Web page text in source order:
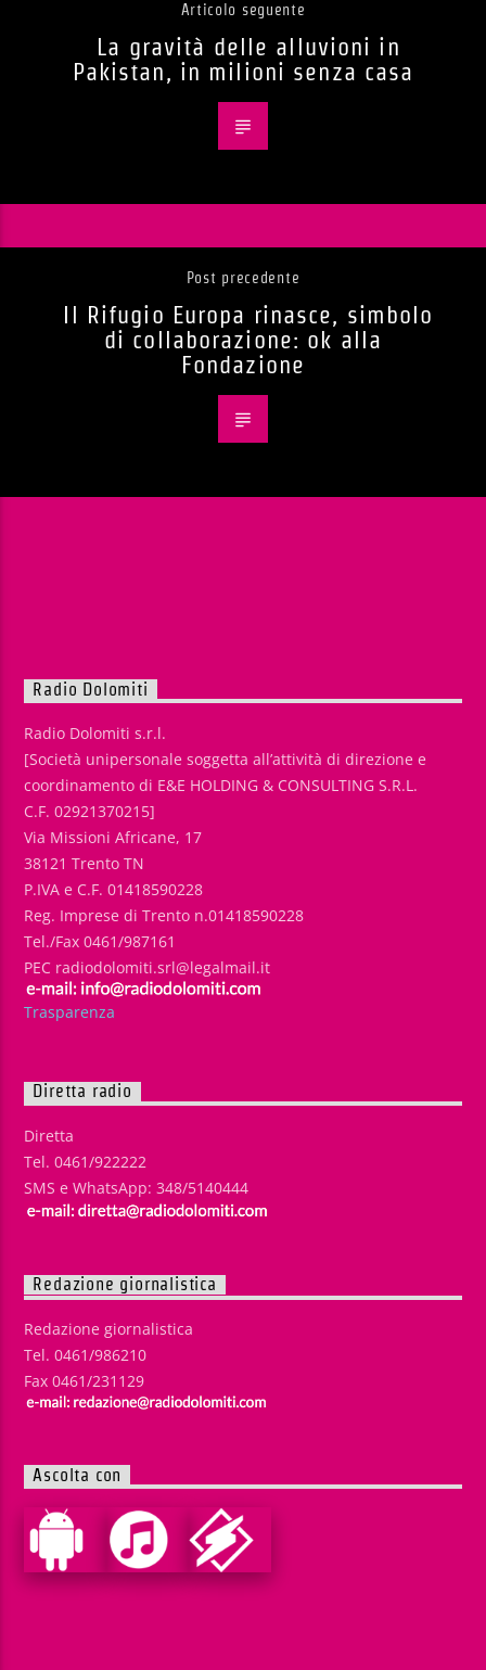
Articolo seguente
La gravità delle alluvioni in
Pakistan, in milioni senza casa
Post precedente
Il Rifugio Europa rinasce, simbolo
di collaborazione: ok alla
Fondazione
Radio Dolomiti
Radio Dolomiti s.r.l.
[Società unipersonale soggetta all’attività di direzione e
coordinamento di E&E HOLDING & CONSULTING S.R.L.
C.F. 02921370215]
Via Missioni Africane, 17
38121 Trento TN
P.IVA e C.F. 01418590228
Reg. Imprese di Trento n.01418590228
Tel./Fax 0461/987161
PEC radiodolomiti.srl@legalmail.it
Trasparenza
Diretta radio
Diretta
Tel. 0461/922222
SMS e WhatsApp: 348/5140444
Redazione giornalistica
Redazione giornalistica
Tel. 0461/986210
Fax 0461/231129
Ascolta con